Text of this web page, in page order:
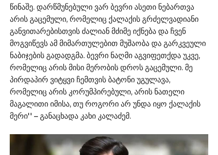
წინაშე. დარწმუნებული ვარ ბევრი ასეთი ნებართვა
არის გაცემული, რომელიც ქალაქის გრძელვადიანი
განვითარებისთვის ძალიან მძიმე იქნება და ჩვენ
მოგვიწევს ამ მიმართულებით მუშაობა და გარკვეული
ნაბიჯების გადადგმა. ბევრი ნაღმი აგვიფეთქდა უკვე,
რომელიც არის მისი მერობის დროს გაცემული. მე
პირდაპირ ვიტყვი ჩემთვის ბატონი უგულავა,
რომელიც არის კორუმპირებული, არის ნათელი
მაგალითი იმისა, თუ როგორი არ უნდა იყო ქალაქის
მერი'' – განაცხადა კახი კალაძემ.